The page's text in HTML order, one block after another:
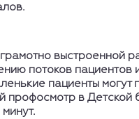
выстроенной
потоков пациентов
пациенты могут
профосмотр в Детской